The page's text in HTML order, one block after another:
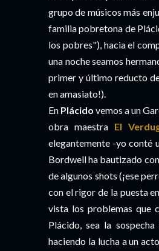
grupo de músicos más
familia pobretona de
los pobres"), hacia el
una noche seamos
primer y último reducto
en amasiato!).
En Plácido vemos a un
obra maestra El
elegantemente -yo conté
Bordwell ha bautizado
de algunos shots (¡ese
con el rigor de la puesta
vista los problemas que
Plácido, sea la
haciendo la lucha a un